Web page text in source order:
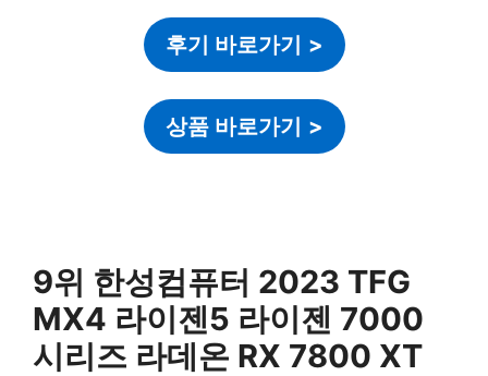
후기 바로가기 >
상품 바로가기 >
9위 한성컴퓨터 2023 TFG
MX4 라이젠5 라이젠 7000
시리즈 라데온 RX 7800 XT